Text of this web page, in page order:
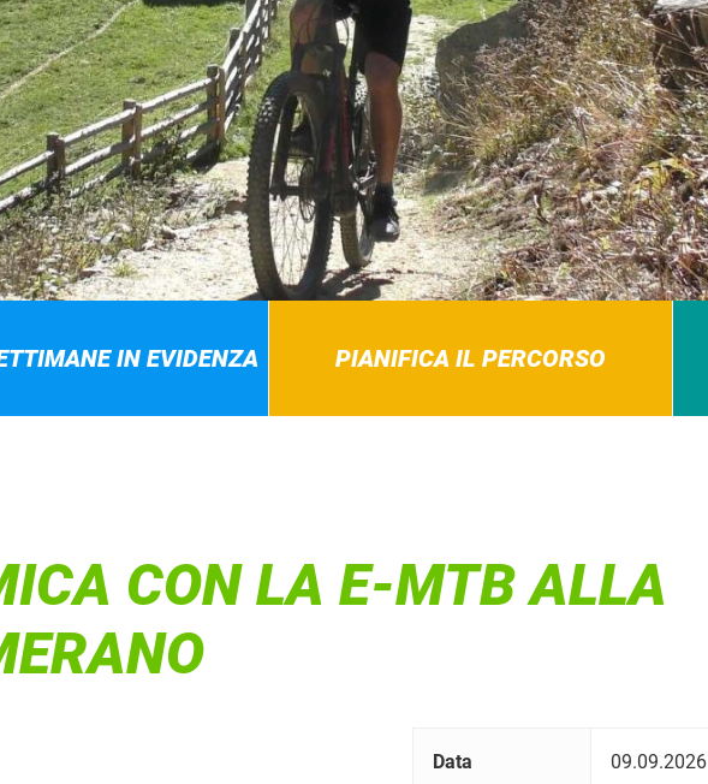
IN EVIDENZA PIANIFICA IL PERCORSO
CON LA E-MTB ALLA
Data 09.09.2026